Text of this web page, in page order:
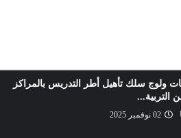
ولوج سلك تأهيل أطر التدريس بالمراكز
التربية...
02 نوفمبر 2025